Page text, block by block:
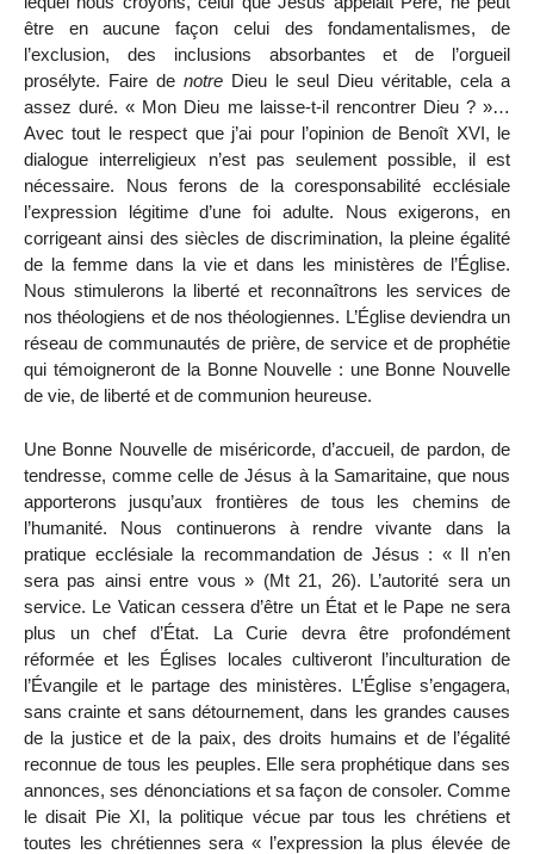
être en aucune façon celui des fondamentalismes, de
l’exclusion, des inclusions absorbantes et de l’orgueil
prosélyte. Faire de notre Dieu le seul Dieu véritable, cela a
assez duré. « Mon Dieu me laisse-t-il rencontrer Dieu ? »…
Avec tout le respect que j’ai pour l’opinion de Benoît XVI, le
dialogue interreligieux n’est pas seulement possible, il est
nécessaire. Nous ferons de la coresponsabilité ecclésiale
l’expression légitime d’une foi adulte. Nous exigerons, en
corrigeant ainsi des siècles de discrimination, la pleine égalité
de la femme dans la vie et dans les ministères de l’Église.
Nous stimulerons la liberté et reconnaîtrons les services de
nos théologiens et de nos théologiennes. L’Église deviendra un
réseau de communautés de prière, de service et de prophétie
qui témoigneront de la Bonne Nouvelle : une Bonne Nouvelle
de vie, de liberté et de communion heureuse.
Une Bonne Nouvelle de miséricorde, d’accueil, de pardon, de
tendresse, comme celle de Jésus à la Samaritaine, que nous
apporterons jusqu’aux frontières de tous les chemins de
l’humanité. Nous continuerons à rendre vivante dans la
pratique ecclésiale la recommandation de Jésus : « Il n’en
sera pas ainsi entre vous » (Mt 21, 26). L’autorité sera un
service. Le Vatican cessera d’être un État et le Pape ne sera
plus un chef d’État. La Curie devra être profondément
réformée et les Églises locales cultiveront l’inculturation de
l’Évangile et le partage des ministères. L’Église s’engagera,
sans crainte et sans détournement, dans les grandes causes
de la justice et de la paix, des droits humains et de l’égalité
reconnue de tous les peuples. Elle sera prophétique dans ses
annonces, ses dénonciations et sa façon de consoler. Comme
le disait Pie XI, la politique vécue par tous les chrétiens et
toutes les chrétiennes sera « l’expression la plus élevée de